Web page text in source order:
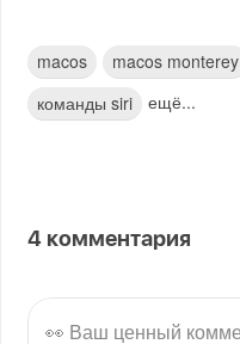
macos macos monterey
команды siri
ещё...
4 комментария